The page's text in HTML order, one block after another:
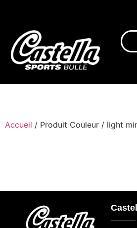
Accueil / Produit Couleur / light